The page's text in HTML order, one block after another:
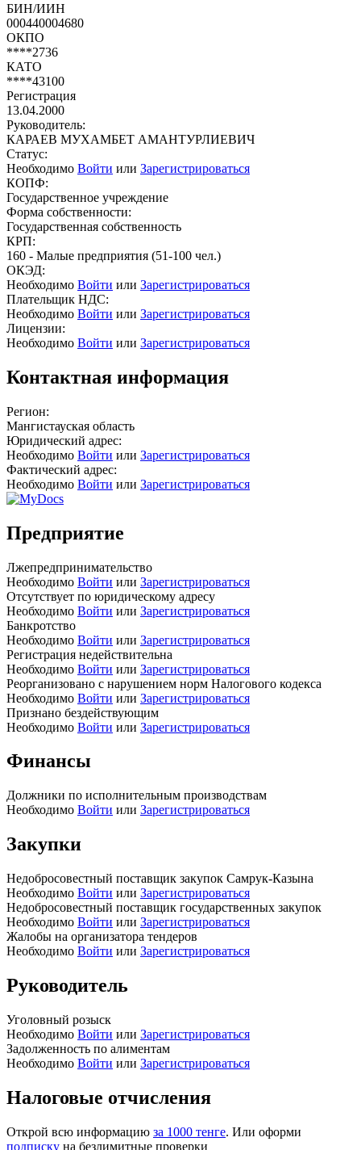
БИН/ИИН
000440004680
ОКПО
****2736
КАТО
****43100
Регистрация
13.04.2000
Руководитель:
КАРАЕВ МУХАМБЕТ АМАНТУРЛИЕВИЧ
Статус:
Необходимо Войти или Зарегистрироваться
КОПФ:
Государственное учреждение
Форма собственности:
Государственная собственность
КРП:
160 - Малые предприятия (51-100 чел.)
ОКЭД:
Необходимо Войти или Зарегистрироваться
Плательщик НДС:
Необходимо Войти или Зарегистрироваться
Лицензии:
Необходимо Войти или Зарегистрироваться
Контактная информация
Регион:
Мангистауская область
Юридический адрес:
Необходимо Войти или Зарегистрироваться
Фактический адрес:
Необходимо Войти или Зарегистрироваться
Предприятие
Лжепредпринимательство
Необходимо Войти или Зарегистрироваться
Отсутствует по юридическому адресу
Необходимо Войти или Зарегистрироваться
Банкротство
Необходимо Войти или Зарегистрироваться
Регистрация недействительна
Необходимо Войти или Зарегистрироваться
Реорганизовано с нарушением норм Налогового кодекса
Необходимо Войти или Зарегистрироваться
Признано бездействующим
Необходимо Войти или Зарегистрироваться
Финансы
Должники по исполнительным производствам
Необходимо Войти или Зарегистрироваться
Закупки
Недобросовестный поставщик закупок Самрук-Казына
Необходимо Войти или Зарегистрироваться
Недобросовестный поставщик государственных закупок
Необходимо Войти или Зарегистрироваться
Жалобы на организатора тендеров
Необходимо Войти или Зарегистрироваться
Руководитель
Уголовный розыск
Необходимо Войти или Зарегистрироваться
Задолженность по алиментам
Необходимо Войти или Зарегистрироваться
Налоговые отчисления
Открой всю информацию за 1000 тенге. Или оформи
подписку на безлимитные проверки